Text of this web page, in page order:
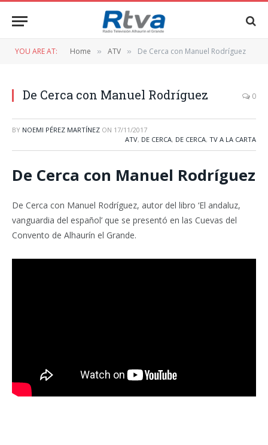
YOU ARE AT: Home » ATV » De Cerca con Manuel Rodríguez
De Cerca con Manuel Rodríguez 0
BY NOEMI PÉREZ MARTÍNEZ ON 17/11/2017
ATV, DE CERCA, DE CERCA, TV A LA CARTA
De Cerca con Manuel Rodríguez
De Cerca con Manuel Rodríguez, autor del libro ‘El andaluz,
vanguardia del español’ que se presentó en las Cuevas del
Convento de Alhaurín el Grande.